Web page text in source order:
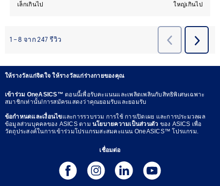
ให้รางวัลแก่จิตใจ ให้รางวัลแก่ร่างกายของคุณ
เข้าร่วม OneASICS™ตอนนี้เพื่อรับคะแนนและเพลิดเพลินกับสิทธิพิเศษเฉพาะ
สมาชิกเท่านั้น!การสมัครแสดงว่าคุณยอมรับและยอมรับ
ข้อกำหนดและเงื่อนไขและการรวบรวม การใช้ การเปิดเผย และการประมวลผล
ข้อมูลส่วนบุคคลของ ASICS ตาม นโยบายความเป็นส่วนตัว ของ ASICS เพื่อ
วัตถุประสงค์ในการเข้าร่วมโปรแกรมสะสมคะแนน OneASICS™ โปรแกรม.
เชื่อมต่อ